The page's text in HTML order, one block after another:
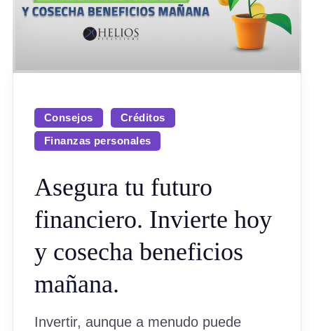
Consejos
Créditos
Finanzas personales
Asegura tu futuro
financiero. Invierte hoy
y cosecha beneficios
mañana.
Invertir, aunque a menudo puede